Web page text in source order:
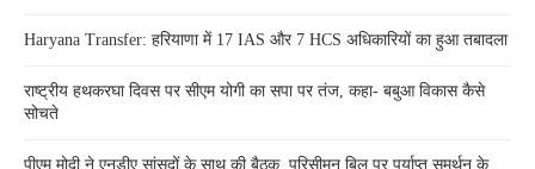
Haryana Transfer: हरियाणा में 17 IAS और 7 HCS अधिकारियों का हुआ तबादला
राष्ट्रीय हथकरघा दिवस पर सीएम योगी का सपा पर तंज, कहा- बबुआ विकास कैसे
सोचते
पीएम मोदी ने एनडीए सांसदों के साथ की बैठक, परिसीमन बिल पर पर्याप्त समर्थन के